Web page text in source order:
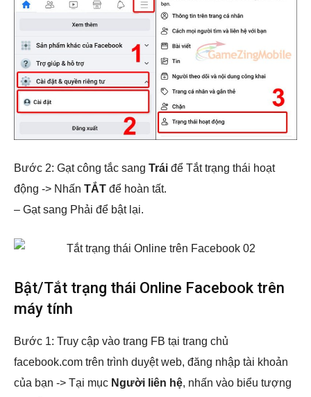
Bước 2: Gạt công tắc sang Trái để Tắt trạng thái hoạt
động -> Nhấn TẮT để hoàn tất.
– Gạt sang Phải để bật lại.
Bật/Tắt trạng thái Online Facebook trên
máy tính
Bước 1: Truy cập vào trang FB tại trang chủ
facebook.com trên trình duyệt web, đăng nhập tài khoản
của bạn -> Tại mục Người liên hệ, nhấn vào biểu tượng